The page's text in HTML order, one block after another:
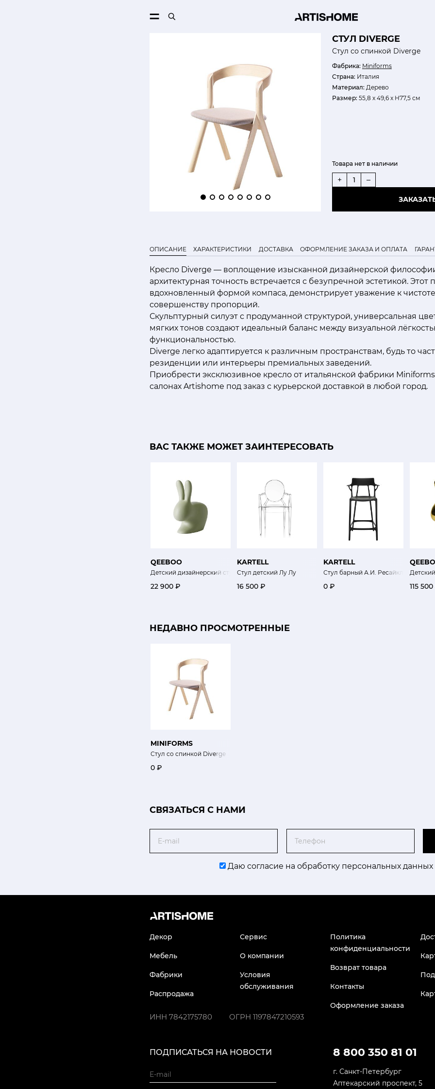
СТУЛ DIVERGE
Стул со спинкой Diverge
Фабрика: Miniforms
Страна: Италия
Материал: Дерево
Размер: 55,8 x 49,6 x H77,5 см
Товара нет в наличии
+ –
ОПИСАНИЕ ХАРАКТЕРИСТИКИ ДОСТАВКА ОФОРМЛЕНИЕ ЗАКАЗА И ОПЛАТА
Кресло Diverge — воплощение изысканной дизайнерской
архитектурная точность встречается с безупречной эстетикой.
вдохновленный формой компаса, демонстрирует уважение к
совершенству пропорций.
Скульптурный силуэт с продуманной структурой, универсальная
мягких тонов создают идеальный баланс между визуальной
функциональностью.
Diverge легко адаптируется к различным пространствам, будь то
резиденции или интерьеры премиальных заведений.
Приобрести эксклюзивное кресло от итальянской фабрики
салонах Artishome под заказ с курьерской доставкой в любой город.
ВАС ТАКЖЕ МОЖЕТ ЗАИНТЕРЕСОВАТЬ
QEEBOO
Детский дизайнерский стул Кролик
22 900 ₽
KARTELL
Стул детский Лу Лу
16 500 ₽
KARTELL
Стул барный А.И. Ресайкл
0 ₽ 115
НЕДАВНО ПРОСМОТРЕННЫЕ
MINIFORMS
Стул со спинкой Diverge
0 ₽
CВЯЗАТЬСЯ С НАМИ
Даю согласие на обработку персональных данных
Декор
Мебель
Фабрики
Распродажа
Сервис
О компании
Условия
обслуживания
Политика
конфиденциальности
Возврат товара
Контакты
Оформление заказа
ИНН 7842175780 ОГРН 1197847210593
8 800 350 81 01
г. Санкт-Петербург
Аптекарский проспект, 5
ПОДПИСАТЬСЯ НА НОВОСТИ